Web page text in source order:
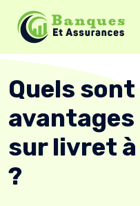
Quels
avantages
sur livret
?